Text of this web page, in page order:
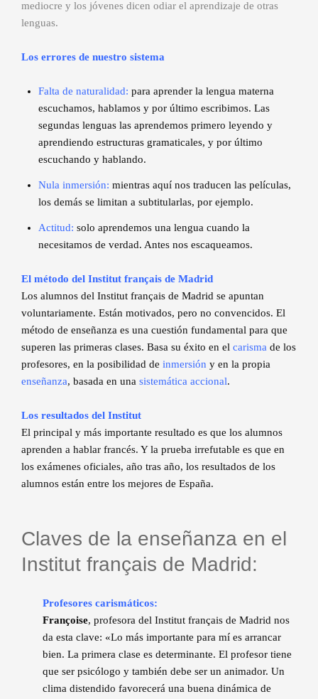
mediocre y los jóvenes dicen odiar el aprendizaje de otras
lenguas.
Los errores de nuestro sistema
Falta de naturalidad: para aprender la lengua materna
escuchamos, hablamos y por último escribimos. Las
segundas lenguas las aprendemos primero leyendo y
aprendiendo estructuras gramaticales, y por último
escuchando y hablando.
Nula inmersión: mientras aquí nos traducen las películas,
los demás se limitan a subtitularlas, por ejemplo.
Actitud: solo aprendemos una lengua cuando la
necesitamos de verdad. Antes nos escaqueamos.
El método del Institut français de Madrid
Los alumnos del Institut français de Madrid se apuntan
voluntariamente. Están motivados, pero no convencidos. El
método de enseñanza es una cuestión fundamental para que
superen las primeras clases. Basa su éxito en el carisma de los
profesores, en la posibilidad de inmersión y en la propia
enseñanza, basada en una sistemática accional.
Los resultados del Institut
El principal y más importante resultado es que los alumnos
aprenden a hablar francés. Y la prueba irrefutable es que en
los exámenes oficiales, año tras año, los resultados de los
alumnos están entre los mejores de España.
Claves de la enseñanza en el
Institut français de Madrid:
Profesores carismáticos:
Françoise, profesora del Institut français de Madrid nos
da esta clave: «Lo más importante para mí es arrancar
bien. La primera clase es determinante. El profesor tiene
que ser psicólogo y también debe ser un animador. Un
clima distendido favorecerá una buena dinámica de